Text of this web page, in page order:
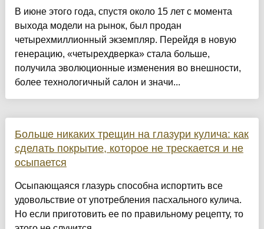
В июне этого года, спустя около 15 лет с момента
выхода модели на рынок, был продан
четырехмиллионный экземпляр. Перейдя в новую
генерацию, «четырехдверка» стала больше,
получила эволюционные изменения во внешности,
более технологичный салон и значи...
Больше никаких трещин на глазури кулича: как
сделать покрытие, которое не трескается и не
осыпается
Осыпающаяся глазурь способна испортить все
удовольствие от употребления пасхального кулича.
Но если приготовить ее по правильному рецепту, то